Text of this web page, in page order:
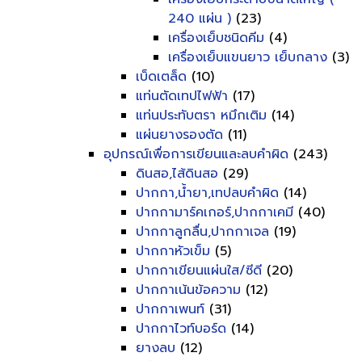
240 แผ่น ) (23)
เครื่องเย็บชนิดคีม (4)
เครื่องเย็บแขนยาว เย็บกลาง (3)
เบ็ดเตล็ด (10)
แท่นตัดเทปไฟฟ้า (17)
แท่นประทับตรา หมึกเติม (14)
แผ่นยางรองตัด (11)
อุปกรณ์เพื่อการเขียนและลบคำผิด (243)
ดินสอ,ไส้ดินสอ (29)
ปากกา,น้ำยา,เทปลบคำผิด (14)
ปากกามาร์คเกอร์,ปากกาเคมี (40)
ปากกาลูกลื่น,ปากกาเจล (19)
ปากกาหัวเข็ม (5)
ปากกาเขียนแผ่นใส/ซีดี (20)
ปากกาเน้นข้อความ (12)
ปากกาเพนท์ (31)
ปากกาไวท์บอร์ด (14)
ยางลบ (12)